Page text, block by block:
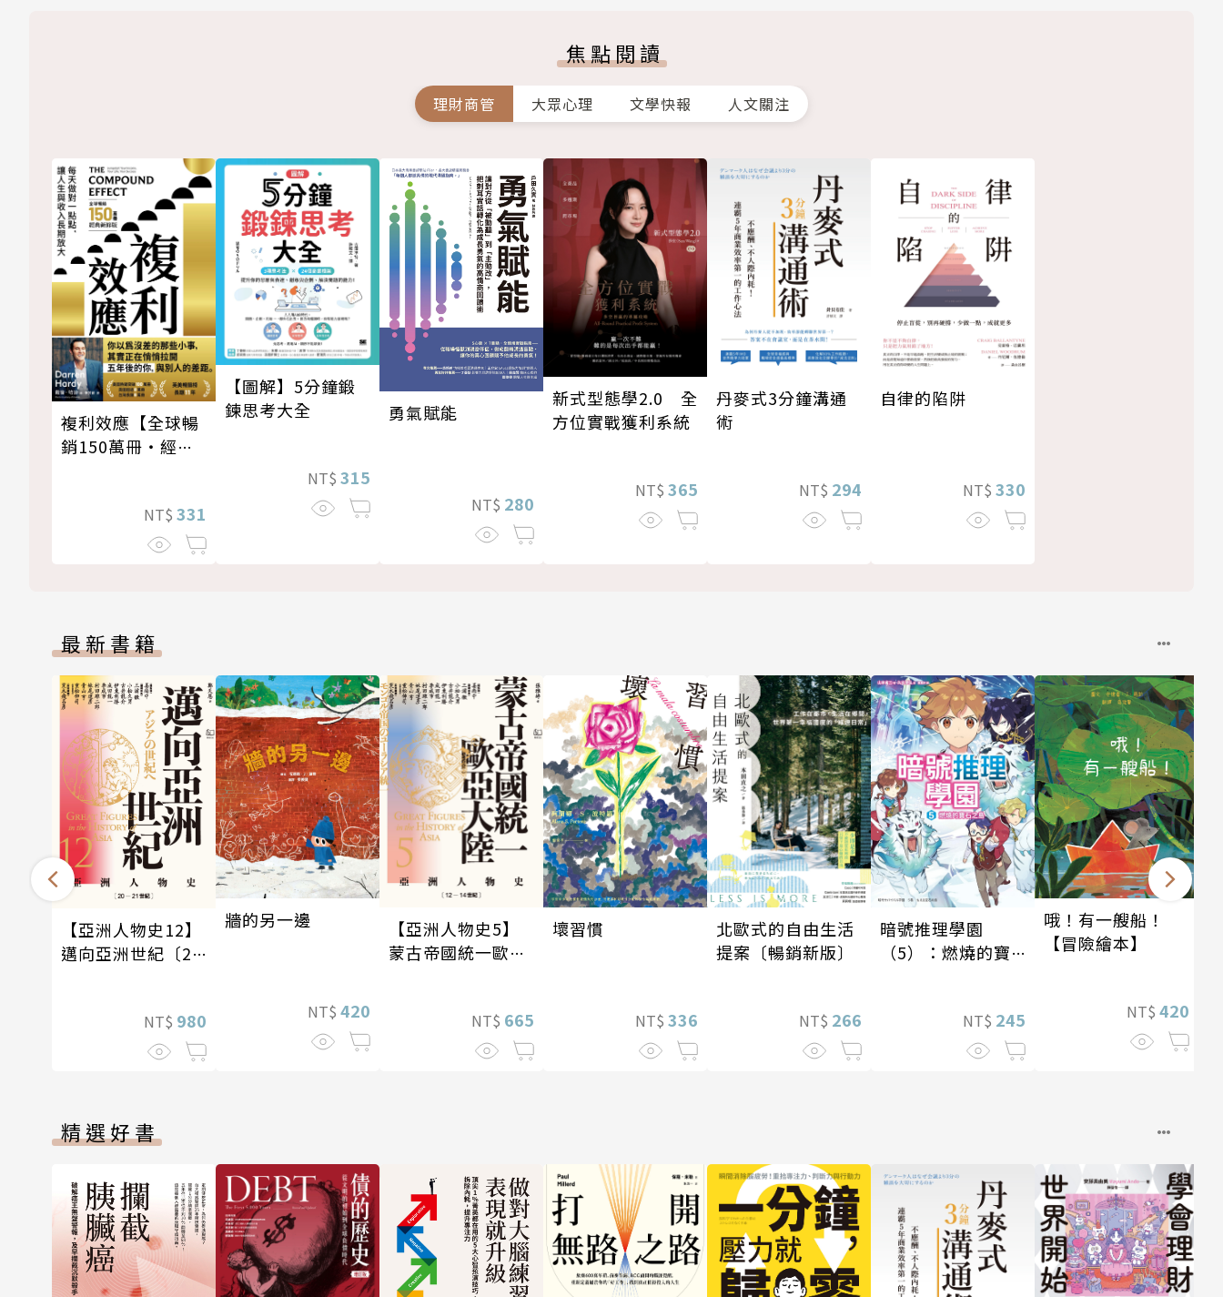
焦點閱讀
理財商管 大眾心理 文學快報 人文關注
複利效應【全球暢
銷150萬冊・經典
NT$ 331
【圖解】5分鐘鍛
鍊思考大全
NT$ 315
勇氣賦能
NT$ 280
新式型態學2.0 全
方位實戰獲利系統
NT$ 365
丹麥式3分鐘溝通
術
NT$ 294
自律的陷阱
NT$ 330
最新書籍
【亞洲人物史12】
邁向亞洲世紀〔20
NT$ 980
牆的另一邊
NT$ 420
【亞洲人物史5】
蒙古帝國統一歐亞
NT$ 665
壞習慣
NT$ 336
北歐式的自由生活
提案〔暢銷新版〕
NT$ 266
暗號推理學園
（5）：燃燒的寶
NT$ 245
哦！有一艘船！
【冒險繪本】
NT$ 420
精選好書